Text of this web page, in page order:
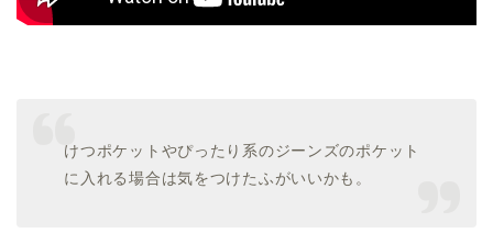
けつポケットやぴったり系のジーンズのポケット
に入れる場合は気をつけたふがいいかも。